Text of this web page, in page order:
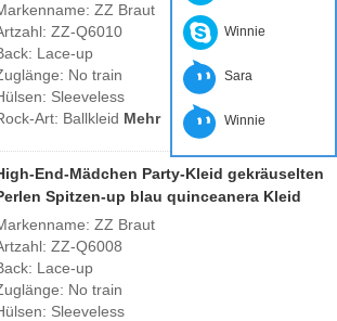
ZZ Braut
ZZ-Q6010
Lace-up
No train
Sleeveless
Art: Ballkleid Mehr
End-Mädchen Party-Kleid gekräuselten
Spitzen-up blau quinceanera Kleid
ZZ Braut
ZZ-Q6008
Lace-up
No train
Sleeveless
Winnie
Sara
Winnie